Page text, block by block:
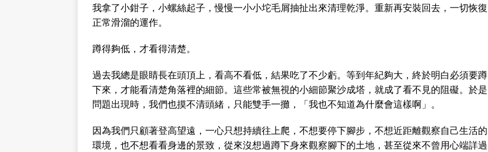
我拿了小鉗子，小螺絲起子，慢慢一小小坨毛屑抽扯出來清理乾淨。重新再安裝回去，一切恢復
正常滑溜的運作。
蹲得夠低，才看得清楚。
過去我總是眼睛長在頭頂上，看高不看低，結果吃了不少虧。等到年紀夠大，終於明白必須要蹲
下來，才能看清楚角落裡的細節。這些常被無視的小細節聚沙成塔，就成了看不見的阻礙。於是
問題出現時，我們也摸不清頭緒，只能雙手一攤，「我也不知道為什麼會這樣啊」。
因為我們只顧著登高望遠，一心只想持續往上爬，不想要停下腳步，不想近距離觀察自己生活的
環境，也不想看看身邊的景致，從來沒想過蹲下身來觀察腳下的土地，甚至從來不曾用心端詳過